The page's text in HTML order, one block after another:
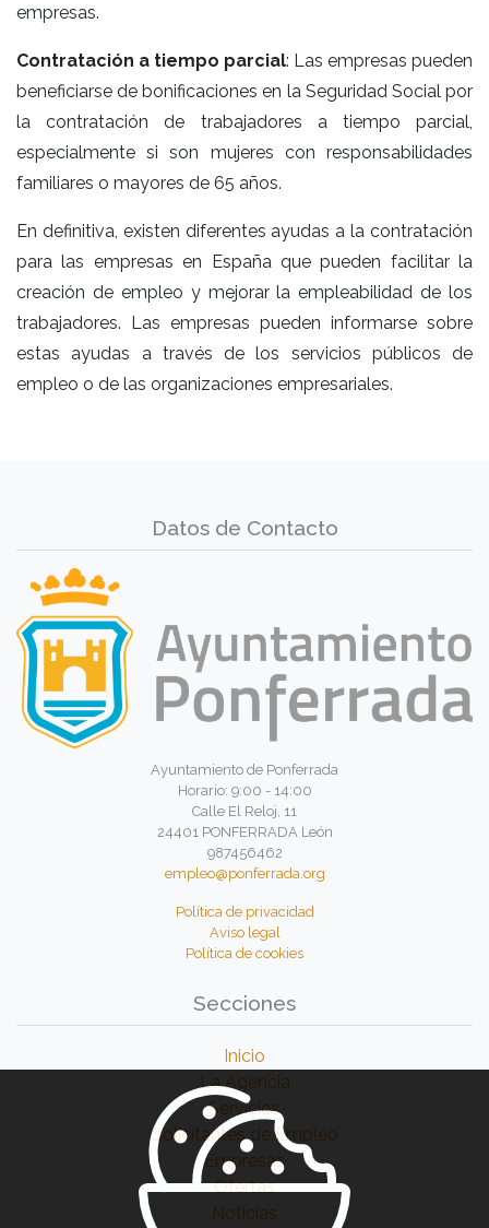
empresas.
Contratación a tiempo parcial: Las empresas pueden
beneficiarse de bonificaciones en la Seguridad Social por
la contratación de trabajadores a tiempo parcial,
especialmente si son mujeres con responsabilidades
familiares o mayores de 65 años.
En definitiva, existen diferentes ayudas a la contratación
para las empresas en España que pueden facilitar la
creación de empleo y mejorar la empleabilidad de los
trabajadores. Las empresas pueden informarse sobre
estas ayudas a través de los servicios públicos de
empleo o de las organizaciones empresariales.
Datos de Contacto
Ayuntamiento de Ponferrada
Horario: 9:00 - 14:00
Calle El Reloj, 11
24401 PONFERRADA León
987456462
empleo@ponferrada.org
Política de privacidad
Aviso legal
Política de cookies
Secciones
Inicio
La Agencia
Servicios
Solicitantes de Empleo
Empresas
Ofertas
Noticias